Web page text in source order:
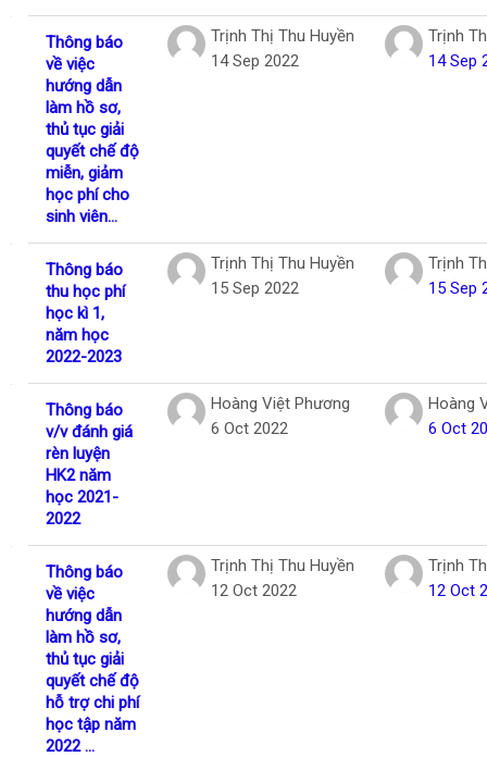
Thông báo
về việc
hướng dẫn
làm hồ sơ,
thủ tục giải
quyết chế độ
miễn, giảm
học phí cho
sinh viên...
Trịnh Thị Thu Huyền
14 Sep 2022
Trịnh
14 Sep
Thông báo
thu học phí
học kì 1,
năm học
2022-2023
Trịnh Thị Thu Huyền
15 Sep 2022
Trịnh
15 Sep
Thông báo
v/v đánh giá
rèn luyện
HK2 năm
học 2021-
2022
Hoàng Việt Phương
6 Oct 2022
Hoàng
6 Oct
Thông báo
về việc
hướng dẫn
làm hồ sơ,
thủ tục giải
quyết chế độ
hỗ trợ chi phí
học tập năm
2022 ...
Trịnh Thị Thu Huyền
12 Oct 2022
Trịnh
12 Oct